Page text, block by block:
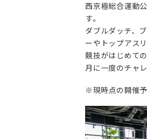
西京極総合運動
す。
ダブルダッチ、
ーやトップアス
競技がはじめて
月に一度のチャ
※現時点の開催